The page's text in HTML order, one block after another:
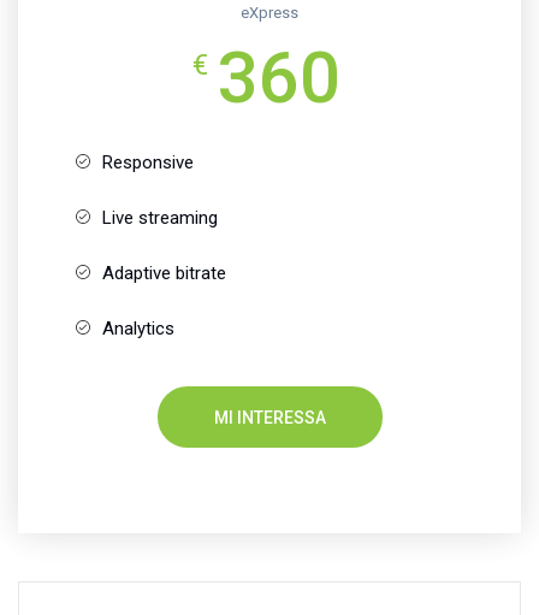
eXpress
€ 360
Responsive
Live streaming
Adaptive bitrate
Analytics
MI INTERESSA